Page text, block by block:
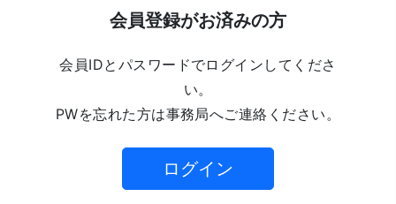
会員登録がお済みの方
会員IDとパスワードでログインしてくださ
い。
PWを忘れた方は事務局へご連絡ください。
ログイン